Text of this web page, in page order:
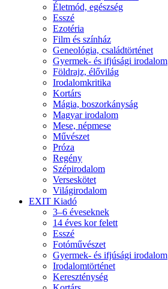
Életmód, egészség
Esszé
Ezotéria
Film és színház
Geneológia, családtörténet
Gyermek- és ifjúsági irodalom
Földrajz, élővilág
Irodalomkritika
Kortárs
Mágia, boszorkányság
Magyar irodalom
Mese, népmese
Művészet
Próza
Regény
Szépirodalom
Verseskötet
Világirodalom
EXIT Kiadó
3–6 éveseknek
14 éves kor felett
Esszé
Fotóművészet
Gyermek- és ifjúsági irodalom
Irodalomtörténet
Kereszténység